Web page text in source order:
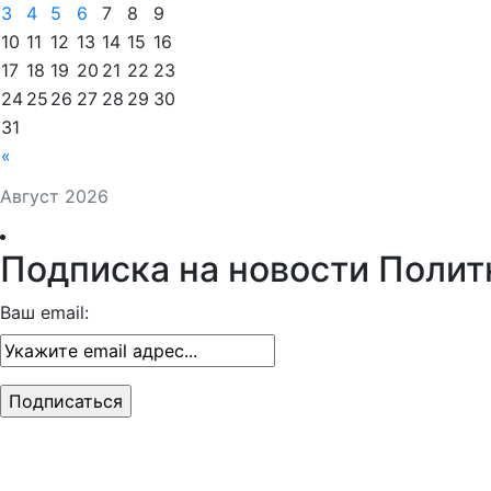
Август 2026
«
3
4 5 6 7 8
9
10 11 12 13 14 15 16
17 18 19 20 21 22 23
24 25 26 27 28 29 30
31
Подписка на новости
Ваш email: